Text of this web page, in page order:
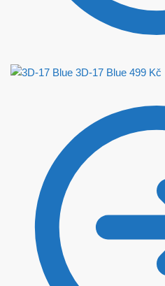
3D-17 Blue 499 Kč